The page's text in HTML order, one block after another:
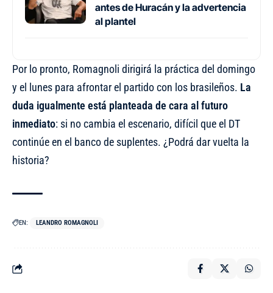
antes de Huracán y la advertencia
al plantel
Por lo pronto, Romagnoli dirigirá la práctica del domingo
y el lunes para afrontar el partido con los brasileños. La
duda igualmente está planteada de cara al futuro
inmediato: si no cambia el escenario, difícil que el DT
continúe en el banco de suplentes. ¿Podrá dar vuelta la
historia?
EN: LEANDRO ROMAGNOLI